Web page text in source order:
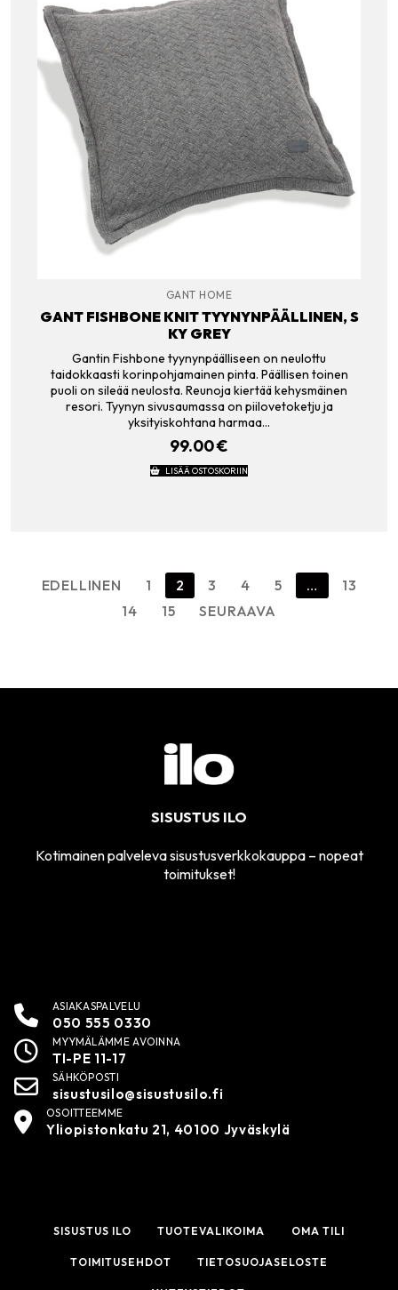
GANT HOME
GANT FISHBONE KNIT TYYNYNPÄÄLLINEN, S
KY GREY
Gantin Fishbone tyynynpäälliseen on neulottu
taidokkaasti korinpohjamainen pinta. Päällisen toinen
puoli on sileää neulosta. Reunoja kiertää kehysmäinen
resori. Tyynyn sivusaumassa on piilovetoketju ja
yksityiskohtana harmaa…
99.00€
LISÄÄ OSTOSKORIIN
Artikkelien
EDELLINEN 1 2 3 4 5 …
13
14
15 SEURAAVA
SISUSTUS ILO
Kotimainen palveleva sisustusverkkokauppa – nopeat
toimitukset!
ASIAKASPALVELU
050 555 0330
MYYMÄLÄMME AVOINNA
TI-PE 11-17
SÄHKÖPOSTI
sisustusilo@sisustusilo.fi
OSOITTEEMME
Yliopistonkatu 21, 40100 Jyväskylä
SISUSTUS ILO TUOTEVALIKOIMA OMA TILI
TOIMITUSEHDOT TIETOSUOJASELOSTE